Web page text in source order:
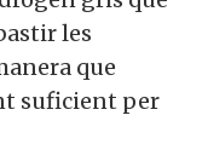
7 anys
l’hidrogen